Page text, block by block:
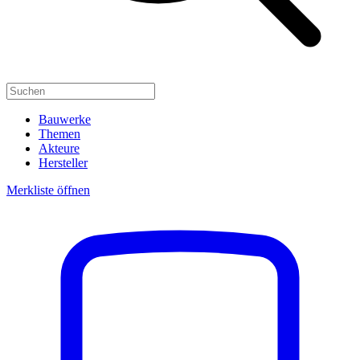
Bauwerke
Themen
Akteure
Hersteller
Merkliste öffnen